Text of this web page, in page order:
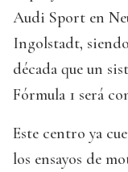
Audi Sport en
Ingolstadt,
década que un
Fórmula 1 será
Este centro ya
los ensayos de